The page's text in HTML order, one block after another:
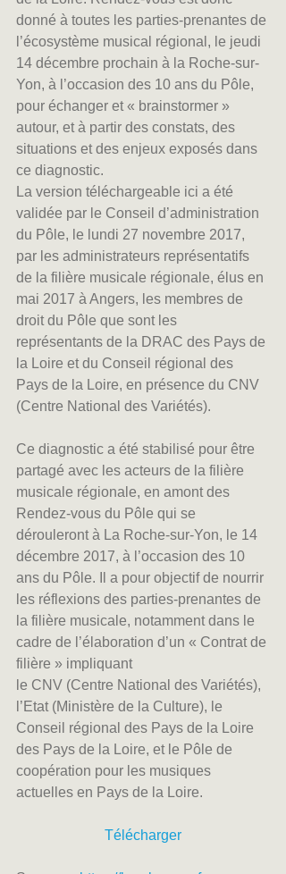
donné à toutes les parties-prenantes de
l’écosystème musical régional, le jeudi
14 décembre prochain à la Roche-sur-
Yon, à l’occasion des 10 ans du Pôle,
pour échanger et « brainstormer »
autour, et à partir des constats, des
situations et des enjeux exposés dans
ce diagnostic.
La version téléchargeable ici a été
validée par le Conseil d’administration
du Pôle, le lundi 27 novembre 2017,
par les administrateurs représentatifs
de la filière musicale régionale, élus en
mai 2017 à Angers, les membres de
droit du Pôle que sont les
représentants de la DRAC des Pays de
la Loire et du Conseil régional des
Pays de la Loire, en présence du CNV
(Centre National des Variétés).
Ce diagnostic a été stabilisé pour être
partagé avec les acteurs de la filière
musicale régionale, en amont des
Rendez-vous du Pôle qui se
dérouleront à La Roche-sur-Yon, le 14
décembre 2017, à l’occasion des 10
ans du Pôle. Il a pour objectif de nourrir
les réflexions des parties-prenantes de
la filière musicale, notamment dans le
cadre de l’élaboration d’un « Contrat de
filière » impliquant
le CNV (Centre National des Variétés),
l’Etat (Ministère de la Culture), le
Conseil régional des Pays de la Loire
des Pays de la Loire, et le Pôle de
coopération pour les musiques
actuelles en Pays de la Loire.
Télécharger